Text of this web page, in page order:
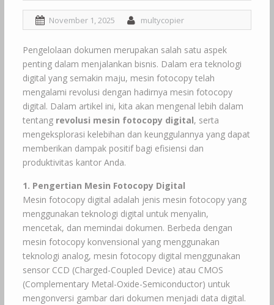
November 1, 2025 multycopier
Pengelolaan dokumen merupakan salah satu aspek
penting dalam menjalankan bisnis. Dalam era teknologi
digital yang semakin maju, mesin fotocopy telah
mengalami revolusi dengan hadirnya mesin fotocopy
digital. Dalam artikel ini, kita akan mengenal lebih dalam
tentang revolusi mesin fotocopy digital, serta
mengeksplorasi kelebihan dan keunggulannya yang dapat
memberikan dampak positif bagi efisiensi dan
produktivitas kantor Anda.
1. Pengertian Mesin Fotocopy Digital
Mesin fotocopy digital adalah jenis mesin fotocopy yang
menggunakan teknologi digital untuk menyalin,
mencetak, dan memindai dokumen. Berbeda dengan
mesin fotocopy konvensional yang menggunakan
teknologi analog, mesin fotocopy digital menggunakan
sensor CCD (Charged-Coupled Device) atau CMOS
(Complementary Metal-Oxide-Semiconductor) untuk
mengonversi gambar dari dokumen menjadi data digital.